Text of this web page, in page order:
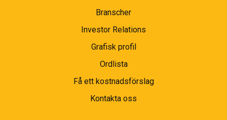
Branscher
Investor Relations
Grafisk profil
Ordlista
Få ett kostnadsförslag
Kontakta oss